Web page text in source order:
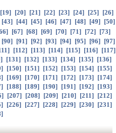
[19] [20] [21] [22] [23] [24] [25] [26]
[43] [44] [45] [46] [47] [48] [49] [50]
] [67] [68] [69] [70] [71] [72] [73]
[90] [91] [92] [93] [94] [95] [96] [97]
] [112] [113] [114] [115] [116] [117]
] [131] [132] [133] [134] [135] [136]
] [150] [151] [152] [153] [154] [155]
] [169] [170] [171] [172] [173] [174]
] [188] [189] [190] [191] [192] [193]
] [207] [208] [209] [210] [211] [212]
] [226] [227] [228] [229] [230] [231]
]